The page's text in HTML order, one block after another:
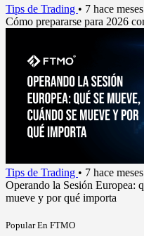
Tips de Trading • 7 hace meses
Cómo prepararse para 2026
Tips de Trading • 7 hace meses
Operando la Sesión Europea:
mueve y por qué importa
Popular En FTMO